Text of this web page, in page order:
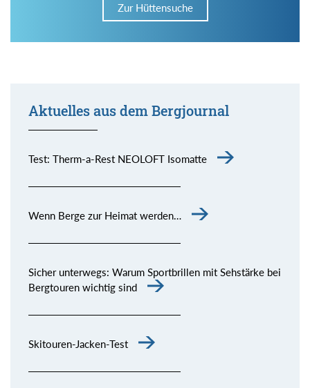
Zur Hüttensuche
Aktuelles aus dem Bergjournal
Test: Therm-a-Rest NEOLOFT Isomatte
Wenn Berge zur Heimat werden…
Sicher unterwegs: Warum Sportbrillen mit Sehstärke bei
Bergtouren wichtig sind
Skitouren-Jacken-Test